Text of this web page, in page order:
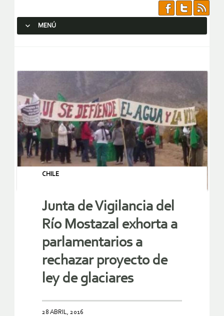
MENÚ
CHILE
Junta de Vigilancia del
Río Mostazal exhorta a
parlamentarios a
rechazar proyecto de
ley de glaciares
28 ABRIL, 2016